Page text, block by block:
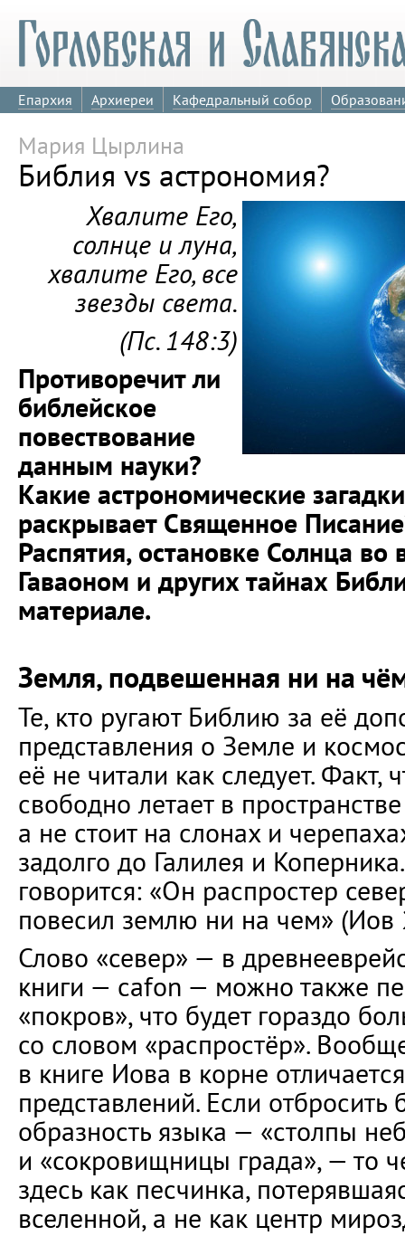
Епархия Архиереи Кафедральный собор
Мария Цырлина
Библия vs астрономия?
Хвалите Его,
солнце и луна,
хвалите Его, все
звезды света.
(Пс. 148:3)
Противоречит ли
библейское
повествование
данным науки?
Какие астрономические
раскрывает Священное
Распятия, остановке Солнца
Гаваоном и других тайнах
материале.
Земля, подвешенная ни на
Те, кто ругают Библию за её
представления о Земле и
её не читали как следует. Факт,
свободно летает в
а не стоит на слонах и
задолго до Галилея и
говорится: «Он распростер
повесил землю ни на чем» (Иов
Слово «север» — в
книги — cafon — можно также
«покров», что будет гораздо
со словом «распростёр».
в книге Иова в корне
представлений. Если
образность языка — «столпы
и «сокровищницы града», — то
здесь как песчинка,
вселенной, а не как центр